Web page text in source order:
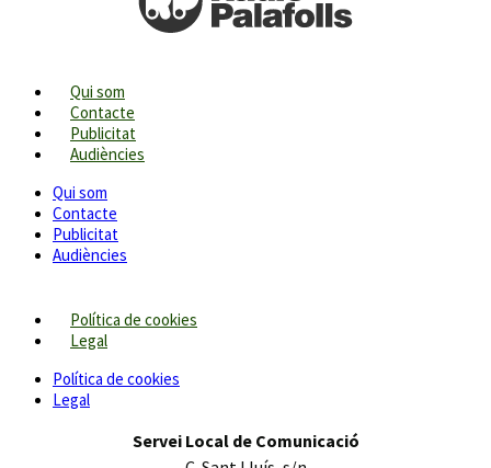
Qui som
Contacte
Publicitat
Audiències
Qui som
Contacte
Publicitat
Audiències
Política de cookies
Legal
Política de cookies
Legal
Servei Local de Comunicació